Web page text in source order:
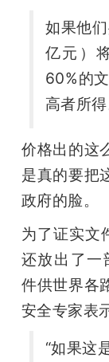
如果他
亿元）
60%的
高者所得
价格出的这
是真的要把
政府的脸。
为了证实文
还放出了一
件供世界各
安全专家表
“如果这